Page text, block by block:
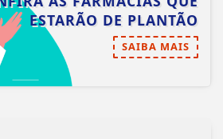
ESTARÃO DE PLANTÃO
SAIBA MAIS